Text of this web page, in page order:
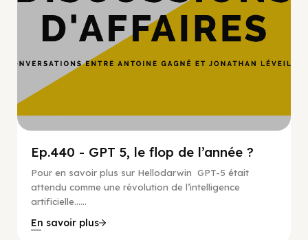
Ep.440 - GPT 5, le flop de l’année ?
Pour en savoir plus sur Hellodarwin GPT-5 était
attendu comme une révolution de l’intelligence
artificielle…...
En savoir plus